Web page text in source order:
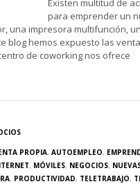
Existen multitud de
para emprender un
una impresora multifunción,
blog hemos expuesto las
de coworking nos ofrece
PROPIA, AUTOEMPLEO,
, MÓVILES, NEGOCIOS,
, PRODUCTIVIDAD, TELETRABAJO,